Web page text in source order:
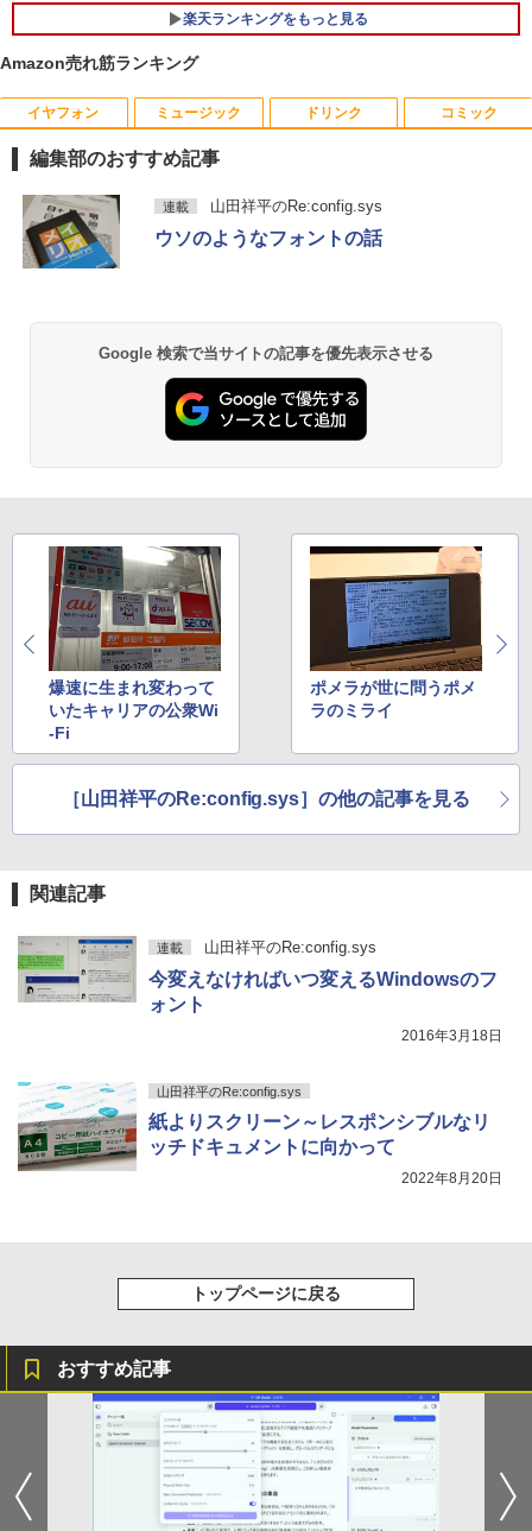
Panasonic Let's note CF-SZ6/12.1型F
メモリ8GB / 高速SSD搭載 / Webカメラ /
HDMI・VGA / WiFi / 超軽量モバイルノー
ト ・初期設定不要
￥14,800
【公式店】 モニター 23.8インチ 144Hz
FHD pcモニター フリッカーレス FullHD
ブルーライトカット ノングレア ディスプ
JM24IC02-F144 マクスゼン マクスゼン
レビューCP1000
楽天ランキングをもっと見る
Amazon売れ筋ランキング
イヤフォン
Anker Soundcore P40i オフホワイト
￥7,990
Anker Soundcore P31i ブラック
￥5,990
￥14,990
【2026年アップグレード版】AOKIMI ワイヤ
レスイヤホン bluetooth イヤホン V12 小型
軽量 ブルートゥースHi-Fi 最大36時間再生 ぶ
るーとゅーす コードレス ENCノイズキャン
付き 防水 タッチ式音量調整 スポーツ/通勤/通
学/WEB会議(ホワイト)
ミュージック
BRUCE WAYNE feat. Flo Milli, ATL Jacob
[Explicit]
BRUCE WAYNE feat. Flo Milli, ATL Jacob
￥250
On My Road (Stadium ver.)
￥250
BUGS LIFE
￥250
ドリンク
by Amazon 天然水 ラベルレス 500ml ×24本
富士山の天然水 バナジウム含有 水 ミネラル
ウォーター ペットボトル 静岡県産 500ミリリ
ET ラベルレス ×8本
￥1,117
by Amazon 炭酸水 ラベルレス 500ml ×24本
強炭酸水 ペットボトル 500ミリリットル (Sm
art Basic)
￥1,625
ベルレス 650mlPET×24本
コミック
薬屋のひとりごと 17巻 (デジタル版ビッグガ
ンガンコミックス)
異世界居酒屋「のぶ」(22) (角川コミックス・
￥832
￥594
HUNTER×HUNTER モノクロ版 39 (ジャンプ
コミックスDIGITAL)
￥572
スーパーの裏でヤニ吸うふたり 9巻 (デジタル
編集部のおすすめ記事
連載 山田祥平のRe:config.sys
ウソのようなフォントの話
Google 検索で当サイトの記事を優先表示させる
爆速に生まれ変わって
いたキャリアの公衆Wi
-Fi
ポメラが世に問うポメ
ラのミライ
［山田祥平のRe:config.sys］の他の記事を見る
関連記事
連載 山田祥平のRe:config.sys
今変えなければいつ変えるWindowsのフ
ォント
2016年3月18日
山田祥平のRe:config.sys
紙よりスクリーン～レスポンシブルなリ
ッチドキュメントに向かって
2022年8月20日
トップページに戻る
おすすめ記事